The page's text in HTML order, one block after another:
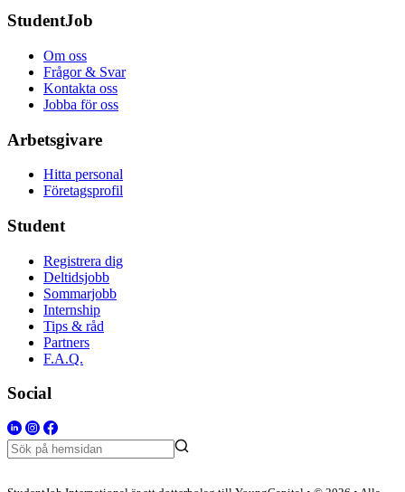
StudentJob
Om oss
Frågor & Svar
Kontakta oss
Jobba för oss
Arbetsgivare
Hitta personal
Företagsprofil
Student
Registrera dig
Deltidsjobb
Sommarjobb
Internship
Tips & råd
Partners
F.A.Q.
Social